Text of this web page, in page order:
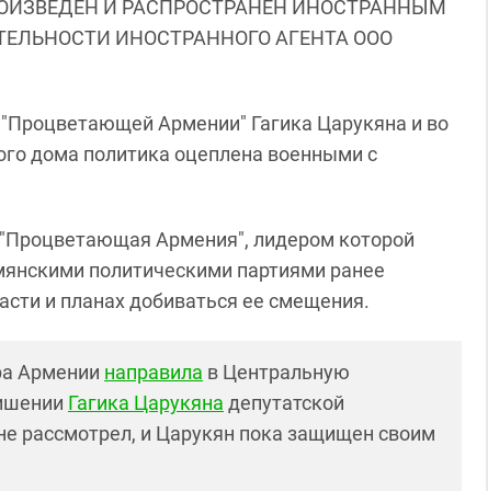
И РАСПРОСТРАНЕН ИНОСТРАННЫМ
ИНОСТРАННОГО АГЕНТА ООО
Армении" Гагика Царукяна и во
дома политика оцеплена военными с
"Процветающая Армения", лидером которой
политическими партиями ранее
и планах добиваться ее смещения.
Армении направила в Центральную
Гагика Царукяна депутатской
рассмотрел, и Царукян пока защищен своим